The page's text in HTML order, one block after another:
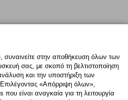
PinterestTwitter
στην αποθήκευση όλων των
σας, με σκοπό τη βελτιστοποίηση
και την υποστήριξη των
«Απόρριψη όλων»,
είναι αναγκαία για τη λειτουργία